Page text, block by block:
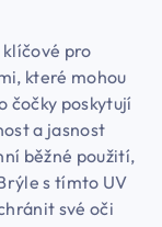
pro
které mohou
čočky poskytují
a jasnost
běžné použití,
s tímto UV
své oči